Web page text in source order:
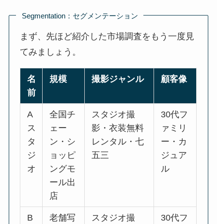
Segmentation：セグメンテーション
まず、先ほど紹介した市場調査をもう一度見
てみましょう。
名
前
規模 撮影ジャンル 顧客像
A
ス
タ
ジ
オ
全国チ
ェー
ン・シ
ョッピ
ングモ
ール出
店
スタジオ撮
影・衣装無料
レンタル・七
五三
30代フ
ァミリ
ー・カ
ジュア
ル
B
老舗写
スタジオ撮
30代フ